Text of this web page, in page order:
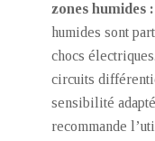
zones humides :
humides sont
chocs
circuits
sensibilité
recommande